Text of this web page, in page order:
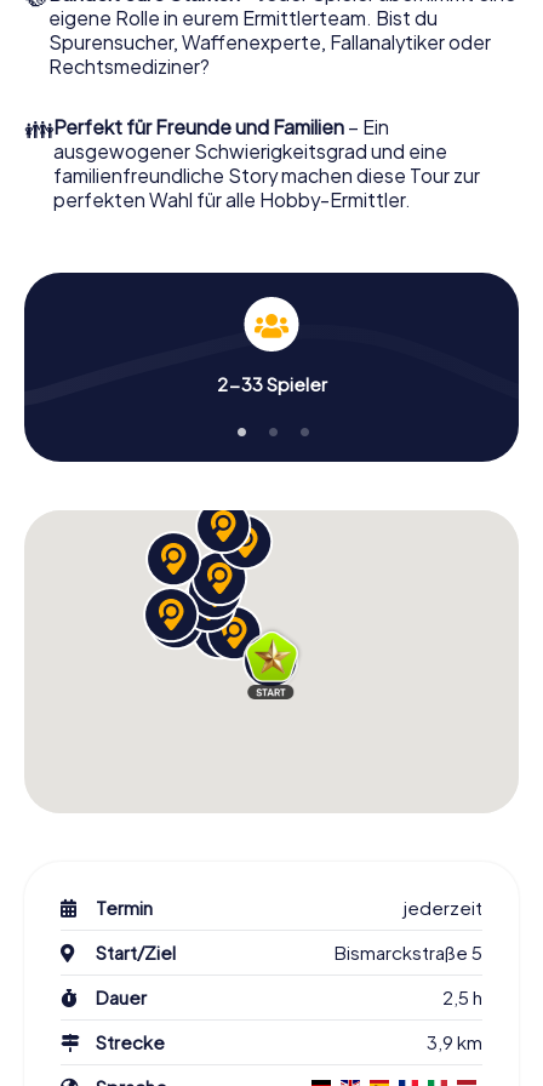
Das Krimispiel in Fröndenberg/Ruhr kann
beginnen!
Ticketcode! Ordern Sie ihn mit wenigen Klicks in unserem
Ticketshop, schon in wenigen Minuten finden Sie ihn in
Ihrem eMail-Postfach. Jetzt starten Sie Ihren Online-
Browser, geben Ihren Code ein – und sind startklar!
eigene Rolle in eurem Ermittlerteam. Bist du
Spurensucher, Waffenexperte, Fallanalytiker oder
Rechtsmediziner?
👪Perfekt für Freunde und Familien – Ein
ausgewogener Schwierigkeitsgrad und eine
familienfreundliche Story machen diese Tour zur
perfekten Wahl für alle Hobby-Ermittler.
2-33 Spieler
Termin
jederzeit
Start/Ziel
Bismarckstraße 5
Dauer
2,5 h
Strecke
3,9 km